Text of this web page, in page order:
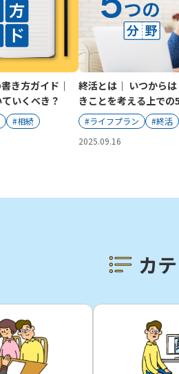
き方ガイド｜
いくべき？
#相続
終活とは｜ いつから
きことを考える上での
#ライフプラン #終活
2025.09.16
カ